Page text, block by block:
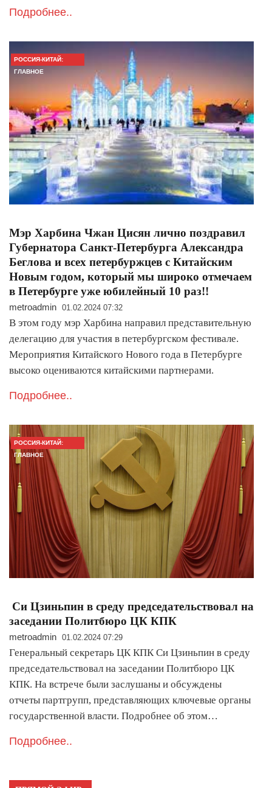
Подробнее..
РОССИЯ-КИТАЙ:
ГЛАВНОЕ
Мэр Харбина Чжан Цисян лично поздравил
Губернатора Санкт-Петербурга Александра
Беглова и всех петербуржцев с Китайским
Новым годом, который мы широко отмечаем
в Петербурге уже юбилейный 10 раз!!
metroadmin 01.02.2024 07:32
В этом году мэр Харбина направил представительную
делегацию для участия в петербургском фестивале.
Мероприятия Китайского Нового года в Петербурге
высоко оцениваются китайскими партнерами.
Подробнее..
РОССИЯ-КИТАЙ:
ГЛАВНОЕ
Си Цзиньпин в среду председательствовал на
заседании Политбюро ЦК КПК
metroadmin 01.02.2024 07:29
Генеральный секретарь ЦК КПК Си Цзиньпин в среду
председательствовал на заседании Политбюро ЦК
КПК. На встрече были заслушаны и обсуждены
отчеты партгрупп, представляющих ключевые органы
государственной власти. Подробнее об этом…
Подробнее..